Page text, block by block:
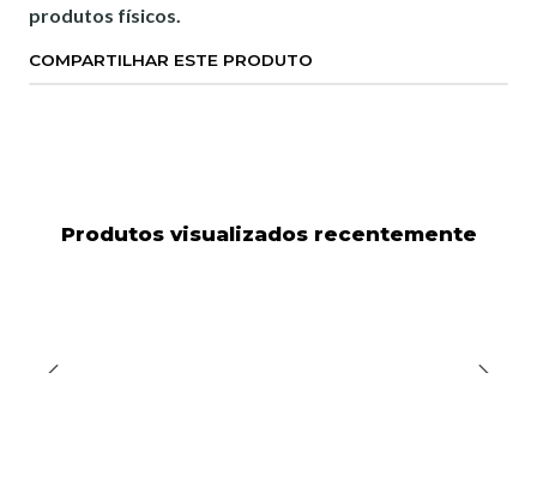
produtos físicos.
COMPARTILHAR ESTE PRODUTO
Produtos visualizados recentemente